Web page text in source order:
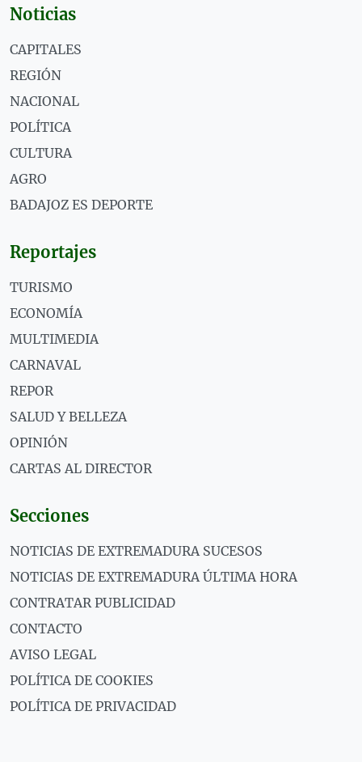
Noticias
CAPITALES
REGIÓN
NACIONAL
POLÍTICA
CULTURA
AGRO
BADAJOZ ES DEPORTE
Reportajes
TURISMO
ECONOMÍA
MULTIMEDIA
CARNAVAL
REPOR
SALUD Y BELLEZA
OPINIÓN
CARTAS AL DIRECTOR
Secciones
NOTICIAS DE EXTREMADURA SUCESOS
NOTICIAS DE EXTREMADURA ÚLTIMA HORA
CONTRATAR PUBLICIDAD
CONTACTO
AVISO LEGAL
POLÍTICA DE COOKIES
POLÍTICA DE PRIVACIDAD